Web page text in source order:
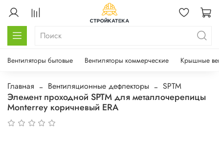
Вентиляторы бытовые Вентиляторы коммерческие Крышные
Главная Вентиляционные дефлекторы SPTM
Элемент проходной SPTM для металлочерепицы
Monterrey коричневый ERA